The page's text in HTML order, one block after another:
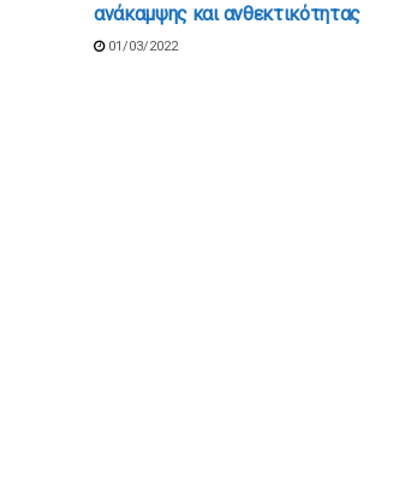
ανάκαμψης και ανθεκτικότητας
01/03/2022